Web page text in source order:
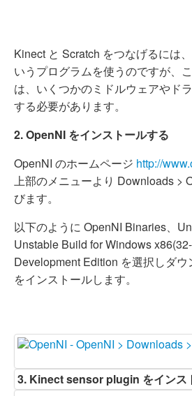
Kinect と Scratch をつなげるには、
いうプログラムを使うのですが、
は、いくつかのミドルウェアやド
する必要があります。
2. OpenNI をインストールする
OpenNI のホームページ http://
上部のメニューより Downloads >
びます。
以下のように OpenNI Binaries、
Unstable Build for Windows
Development Edition を選択しダ
をインストールします。
3. Kinect sensor plugin をインス